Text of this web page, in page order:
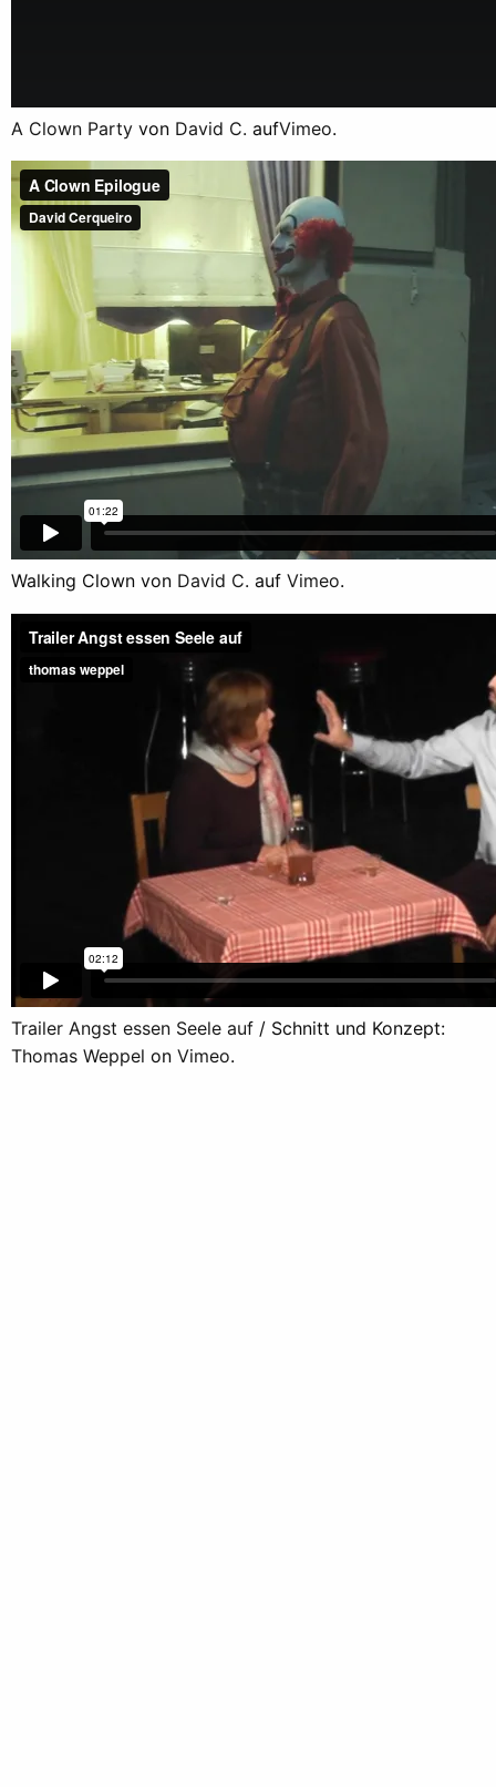
A Clown Party von David C. aufVimeo.
Walking Clown von David C. auf Vimeo.
Trailer Angst essen Seele auf / Schnitt und Konzept:
Thomas Weppel on Vimeo.